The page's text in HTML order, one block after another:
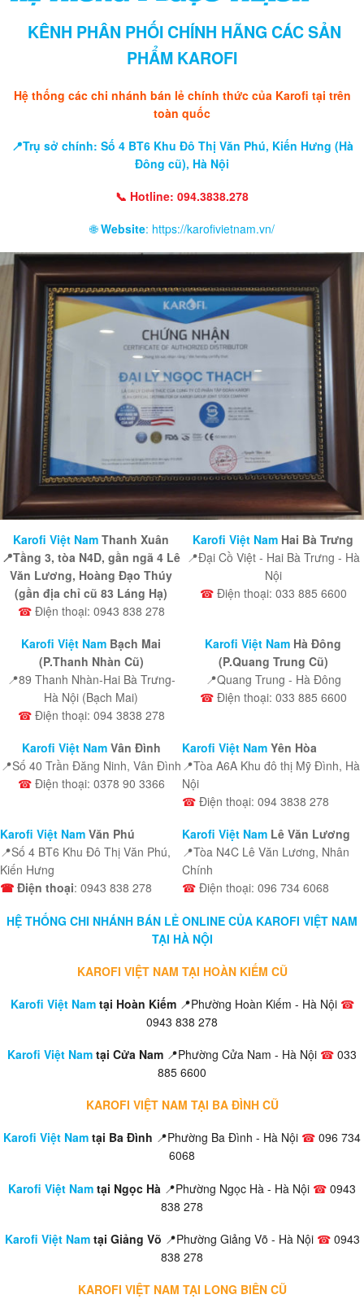
KÊNH PHÂN PHỐI CHÍNH HÃNG CÁC SẢN
PHẨM KAROFI
Hệ thống các chi nhánh bán lẻ chính thức của Karofi tại trên
toàn quốc
📍Trụ sở chính: Số 4 BT6 Khu Đô Thị Văn Phú, Kiến Hưng (Hà
Đông cũ), Hà Nội
📞 Hotline: 094.3838.278
🌐Website: https://karofivietnam.vn/
Karofi Việt Nam Thanh Xuân
📍Tầng 3, tòa N4D, gần ngã 4 Lê
Văn Lương, Hoàng Đạo Thúy
(gần địa chỉ cũ 83 Láng Hạ)
☎Điện thoại: 0943 838 278
Karofi Việt Nam Hai Bà Trưng
📍Đại Cồ Việt - Hai Bà Trưng - Hà
Nội
☎ Điện thoại: 033 885 6600
Karofi Việt Nam Bạch Mai
(P.Thanh Nhàn Cũ)
📍89 Thanh Nhàn-Hai Bà Trưng-
Hà Nội (Bạch Mai)
☎ Điện thoại: 094 3838 278
Karofi Việt Nam Hà Đông
(P.Quang Trung Cũ)
📍Quang Trung - Hà Đông
☎ Điện thoại: 033 885 6600
Karofi Việt NamVân Đình
📍Số 40 Trần Đăng Ninh, Vân Đình
☎ Điện thoại: 0378 90 3366
Karofi Việt Nam Yên Hòa
📍Tòa A6A Khu đô thị Mỹ Đình, Hà
Nội
☎ Điện thoại: 094 3838 278
Karofi Việt Nam Văn Phú
📍Số 4 BT6 Khu Đô Thị Văn Phú,
Kiến Hưng
☎ Điện thoại: 0943 838 278
Karofi Việt Nam Lê Văn Lương
📍Tòa N4C Lê Văn Lương, Nhân
Chính
☎ Điện thoại: 096 734 6068
HỆ THỐNG CHI NHÁNH BÁN LẺ ONLINE CỦA KAROFI VIỆT NAM
TẠI HÀ NỘI
KAROFI VIỆT NAM TẠI HOÀN KIẾM CŨ
Karofi Việt Namtại Hoàn Kiếm 📍Phường Hoàn Kiếm - Hà Nội ☎
0943 838 278
Karofi Việt Nam tại Cửa Nam 📍Phường Cửa Nam - Hà Nội ☎ 033
885 6600
KAROFI VIỆT NAM TẠI BA ĐÌNH CŨ
Karofi Việt Nam tại Ba Đình 📍Phường Ba Đình - Hà Nội ☎ 096 734
6068
Karofi Việt Nam tại Ngọc Hà 📍Phường Ngọc Hà - Hà Nội ☎ 0943
838 278
Karofi Việt Namtại Giảng Võ 📍Phường Giảng Võ - Hà Nội ☎0943
838 278
KAROFI VIỆT NAM TẠI LONG BIÊN CŨ